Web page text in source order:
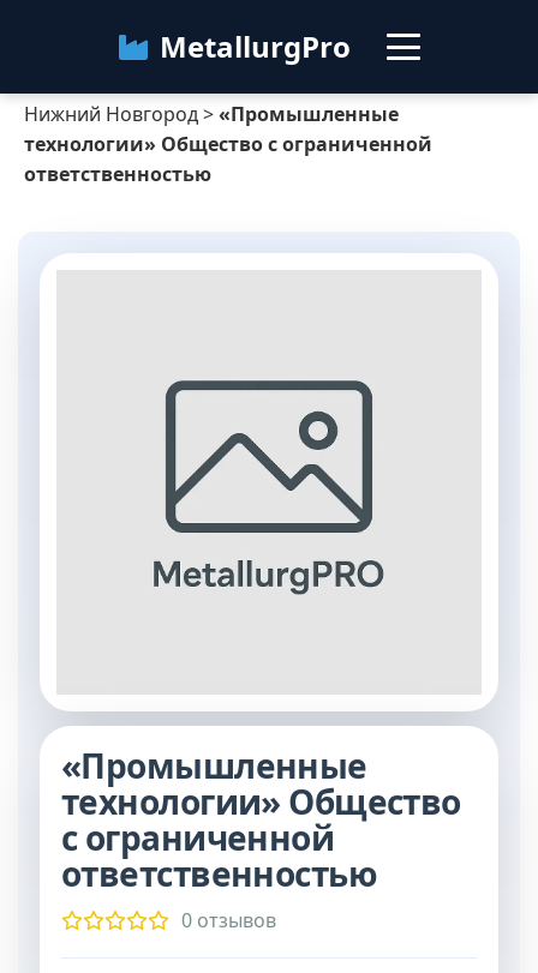
MetallurgPro
Нижний Новгород
Нижний Новгород>«Промышленные
технологии» Общество с ограниченной
ответственностью
«Промышленные
технологии» Общество
с ограниченной
ответственностью
0 отзывов